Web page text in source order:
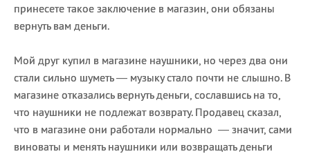
принесете такое заключение в магазин, они обязаны
вернуть вам деньги.
Мой друг купил в магазине наушники, но через два они
стали сильно шуметь — музыку стало почти не слышно. В
магазине отказались вернуть деньги, сославшись на то,
что наушники не подлежат возврату. Продавец сказал,
что в магазине они работали нормально — значит, сами
виноваты и менять наушники или возвращать деньги